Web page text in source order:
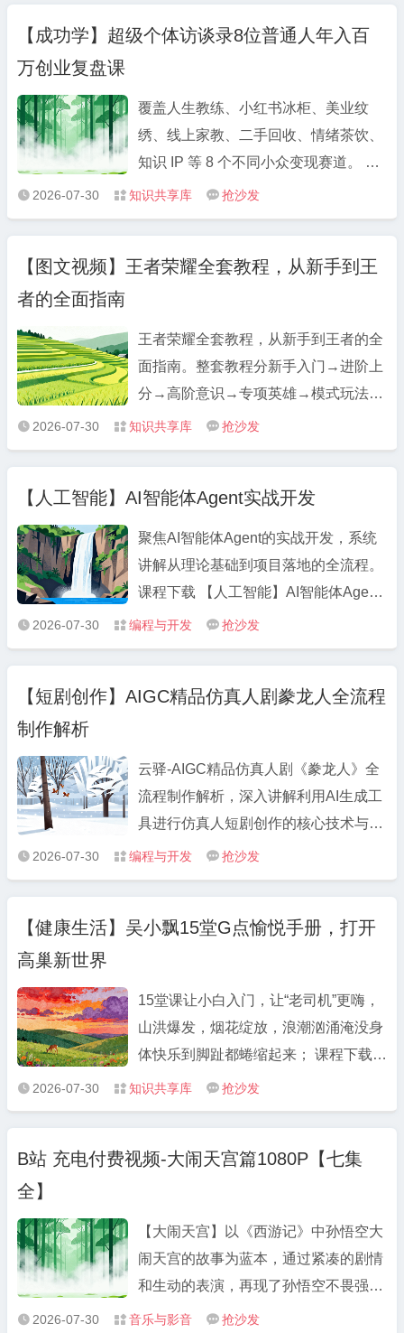
课程简介 《一病一讲》是在中医基础理
【成功学】超级个体访谈录8位普通人年入百
万创业复盘课
覆盖人生教练、小红书冰柜、美业纹
绣、线上家教、二手回收、情绪茶饮、
知识 IP 等 8 个不同小众变现赛道。 课
程下载 免费资源超级个体访谈录8位普
通人年入百万创业复盘课 夸克：
程简介 覆盖人生教练、小红书冰柜、美
 2026-07-30  知识共享库  抢沙发
【图文视频】王者荣耀全套教程，从新手到王
者的全面指南
王者荣耀全套教程，从新手到王者的全
面指南。整套教程分新手入门→进阶上
分→高阶意识→专项英雄→模式玩法5
大板块，文件包含：全套 PDF 图文攻
略（图文配图、出装表格、数据清单）
招慢放、训练营教学），适配青铜到百
星全段位学习。 课程下载 ...
 2026-07-30  知识共享库  抢沙发
【人工智能】AI智能体Agent实战开发
聚焦AI智能体Agent的实战开发，系统
讲解从理论基础到项目落地的全流程。
课程下载 【人工智能】AI智能体Agent
实战开发 夸克：
https://pan.quark.cn/s/67d2b7c02106
发，系统讲解从理论基础到项目落地的
 2026-07-30  编程与开发  抢沙发
【短剧创作】AIGC精品仿真人剧豢龙人全流程
制作解析
云驿-AIGC精品仿真人剧《豢龙人》全
流程制作解析，深入讲解利用AI生成工
具进行仿真人短剧创作的核心技术与实
操步骤。 课程下载 AIGC精品仿真人剧
豢龙人全流程制作解析 夸克：
程简介 课程覆盖角色设计、场景生成、
 2026-07-30  编程与开发  抢沙发
【健康生活】吴小飘15堂G点愉悦手册，打开
高巢新世界
15堂课让小白入门，让“老司机”更嗨，
山洪爆发，烟花绽放，浪潮汹涌淹没身
体快乐到脚趾都蜷缩起来； 课程下载
吴小飘15堂G点愉悦手册，打开高巢新
世界 夸克：
课程介绍 15堂课让小白入门，让“老司
 2026-07-30  知识共享库  抢沙发
B站 充电付费视频-大闹天宫篇1080P【七集
全】
【大闹天宫】以《西游记》中孙悟空大
闹天宫的故事为蓝本，通过紧凑的剧情
和生动的表演，再现了孙悟空不畏强
权、敢于挑战权威的英雄形象。观众将
 2026-07-30  音乐与影音  抢沙发